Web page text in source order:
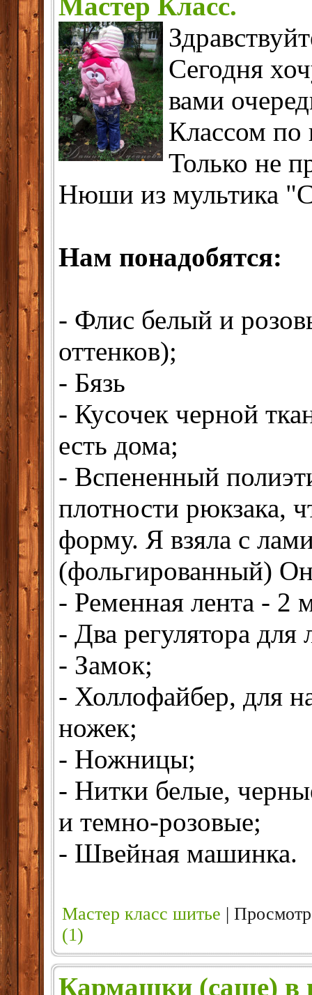
Сегодня
вами
Классом
Только не
Нюши из мультика
Нам понадобятся:
- Флис белый и
оттенков);
- Бязь
- Кусочек черной
есть дома;
- Вспененный
плотности рюкзака,
форму. Я взяла с
(фольгированный)
- Ременная лента - 2
- Два регулятора для
- Замок;
- Холлофайбер, для
ножек;
- Ножницы;
- Нитки белые,
и темно-розовые;
- Швейная машинка.
Мастер класс шитье |
(1)
Кармашки (саше) в